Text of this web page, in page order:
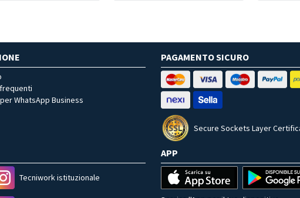
WhatsApp Business
PAGAMENTO SICURO
Secure Sockets Layer
Tecniwork istituzionale
APP